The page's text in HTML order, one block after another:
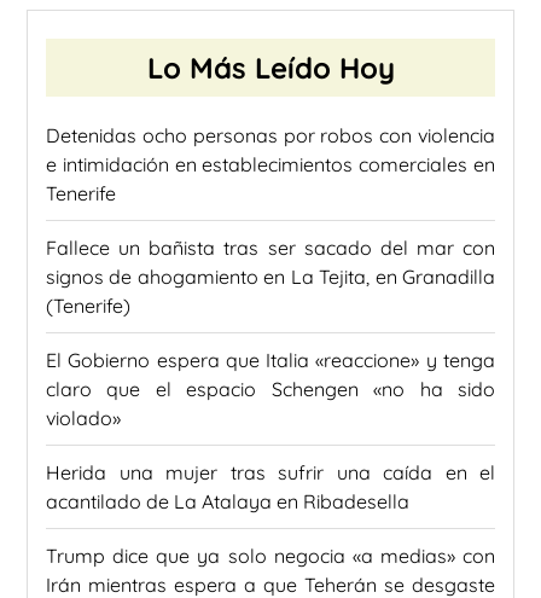
Lo Más Leído Hoy
Detenidas ocho personas por robos con violencia
e intimidación en establecimientos comerciales en
Tenerife
Fallece un bañista tras ser sacado del mar con
signos de ahogamiento en La Tejita, en Granadilla
(Tenerife)
El Gobierno espera que Italia «reaccione» y tenga
claro que el espacio Schengen «no ha sido
violado»
Herida una mujer tras sufrir una caída en el
acantilado de La Atalaya en Ribadesella
Trump dice que ya solo negocia «a medias» con
Irán mientras espera a que Teherán se desgaste